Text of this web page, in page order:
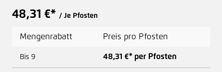
48,31 €* / Je Pfosten
Mengenrabatt Preis pro Pfosten
Bis 9 48,31 €* per Pfosten